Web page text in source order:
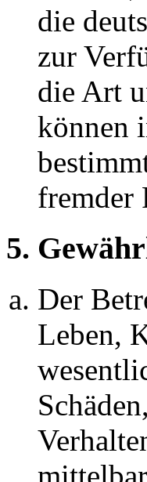
die
zur
die Art
können
fremder
5.
Der
Leben,